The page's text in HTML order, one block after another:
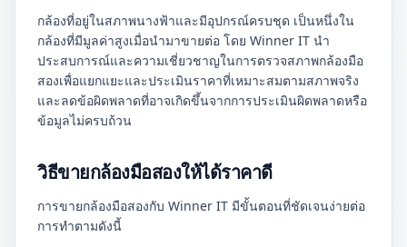
กล้องที่อยู่ในสภาพนางฟ้าและมีอุปกรณ์ครบชุด เป็นหนึ่งใน
กล้องที่มีมูลค่าสูงเมื่อนำมาขายต่อ โดย Winner IT นำ
ประสบการณ์และความเชี่ยวชาญในการตรวจสภาพกล้องมือ
สองเพื่อแยกแยะและประเมินราคาที่เหมาะสมตามสภาพจริง
และลดข้อผิดพลาดที่อาจเกิดขึ้นจากการประเมินผิดพลาดหรือ
ข้อมูลไม่ครบถ้วน
วิธีขายกล้องมือสองให้ได้ราคาดี
การขายกล้องมือสองกับ Winner IT มีขั้นตอนที่ชัดเจนง่ายต่อ
การทำตามดังนี้